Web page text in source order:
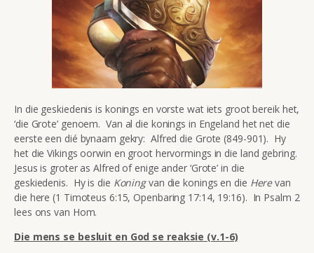
In die geskiedenis is konings en vorste wat iets groot bereik het,
‘die Grote’ genoem. Van al die konings in Engeland het net die
eerste een dié bynaam gekry: Alfred die Grote (849-901). Hy
het die Vikings oorwin en groot hervormings in die land gebring.
Jesus is groter as Alfred of enige ander ‘Grote’ in die
geskiedenis. Hy is die Koningvan die konings en die Herevan
die here (1 Timoteus 6:15, Openbaring 17:14, 19:16). In Psalm 2
lees ons van Hom.
Die mens se besluit en God se reaksie (v.1-6)